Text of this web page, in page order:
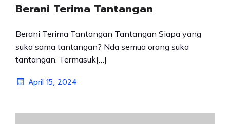
Berani Terima Tantangan
Berani Terima Tantangan Tantangan Siapa yang
suka sama tantangan? Nda semua orang suka
tantangan. Termasuk[…]
April 15, 2024